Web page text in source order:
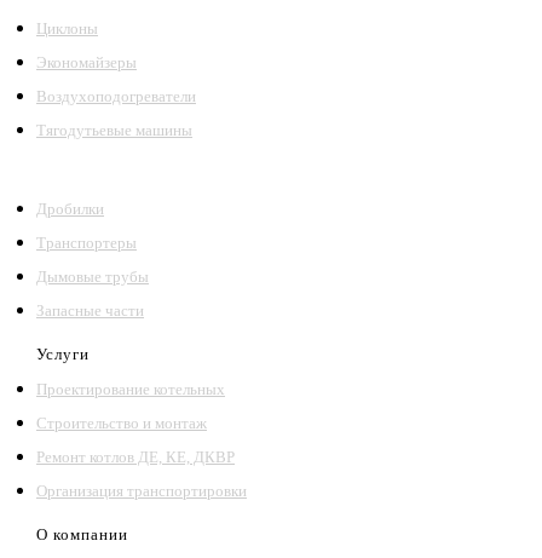
Циклоны
Экономайзеры
Воздухоподогреватели
Тягодутьевые машины
Дробилки
Транспортеры
Дымовые трубы
Запасные части
Услуги
Проектирование котельных
Строительство и монтаж
Ремонт котлов ДЕ, КЕ, ДКВР
Организация транспортировки
О компании